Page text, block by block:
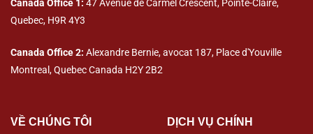
Canada Office 1: 47 Avenue de Carmel Crescent, Pointe-Claire,
Quebec, H9R 4Y3
Canada Office 2: Alexandre Bernie, avocat 187, Place d'Youville
Montreal, Quebec Canada H2Y 2B2
VỀ CHÚNG TÔI DỊCH VỤ CHÍNH